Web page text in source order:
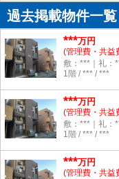
過去掲載物件一覧
***万円
(管理費・共益
敷：***｜礼：
1階 / *** / ***
***万円
(管理費・共益
敷：***｜礼：
1階 / *** / ***
***万円
(管理費・共益